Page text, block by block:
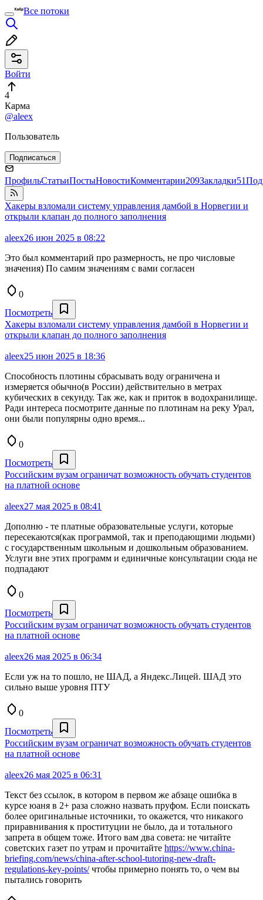
Все потоки
Войти
4
Карма
@aleex
Пользователь
Подписаться
ПрофильСтатьиПостыНовостиКомментарии209Закладки51
Хакеры взломали систему управления дамбой в Норвегии и
открыли клапан до полного заполнения
aleex26 июн 2025 в 08:22
Это был комментарий про размерность, не про числовые
значения) По самим значениям с вами согласен
0
Посмотреть
Хакеры взломали систему управления дамбой в Норвегии и
открыли клапан до полного заполнения
aleex25 июн 2025 в 18:36
Способность плотины сбрасывать воду ограничена и
измеряется обычно(в России) действительно в метрах
кубических в секунду. Так же, как и приток в водохранилище.
Ради интереса посмотрите данные по плотинам на реку Урал,
они были популярны одно время...
0
Посмотреть
Российским вузам ограничат возможность обучать студентов
на платной основе
aleex27 мая 2025 в 08:41
Дополню - те платные образовательные услуги, которые
пересекаются(как программой, так и преподающими людьми)
с государственным школьным и дошкольным образованием.
Услуги вне этих программ и единичные консультации сюда не
подпадают
0
Посмотреть
Российским вузам ограничат возможность обучать студентов
на платной основе
aleex26 мая 2025 в 06:34
Если уж на то пошло, не ШАД, а Яндекс.Лицей. ШАД это
сильно выше уровня ПТУ
0
Посмотреть
Российским вузам ограничат возможность обучать студентов
на платной основе
aleex26 мая 2025 в 06:31
Текст без ссылок, в котором в первом же абзаце ошибка в
курсе юаня в 2+ раза сложно назвать пруфом. Если поискать
более оригинальные источники, то окажется, что никакого
приравнивания к проституции не было, да и тотального
запрета в общем тоже. Итого вам два совета: не читайте
советских газет по утрам и прочитайте https://www.china-
briefing.com/news/china-after-school-tutoring-new-draft-
regulations-key-points/чтобы примерно понять то, о чем вы
пытались говорить